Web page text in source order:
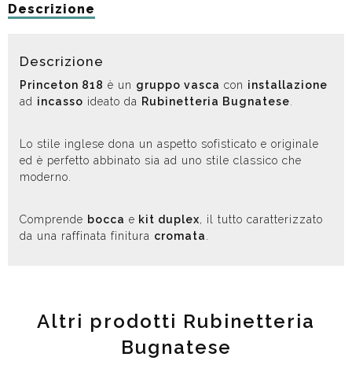
Descrizione
Descrizione
Princeton 818 è un gruppo vasca con installazione
ad incasso ideato da Rubinetteria Bugnatese.
Lo stile inglese dona un aspetto sofisticato e originale
ed è perfetto abbinato sia ad uno stile classico che
moderno.
Comprende bocca e kit duplex, il tutto caratterizzato
da una raffinata finitura cromata.
Altri prodotti Rubinetteria
Bugnatese